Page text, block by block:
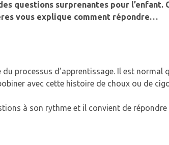
questions surprenantes pour
vous explique comment répondre…
processus d’apprentissage. Il est normal
avec cette histoire de choux ou de
à son rythme et il convient de